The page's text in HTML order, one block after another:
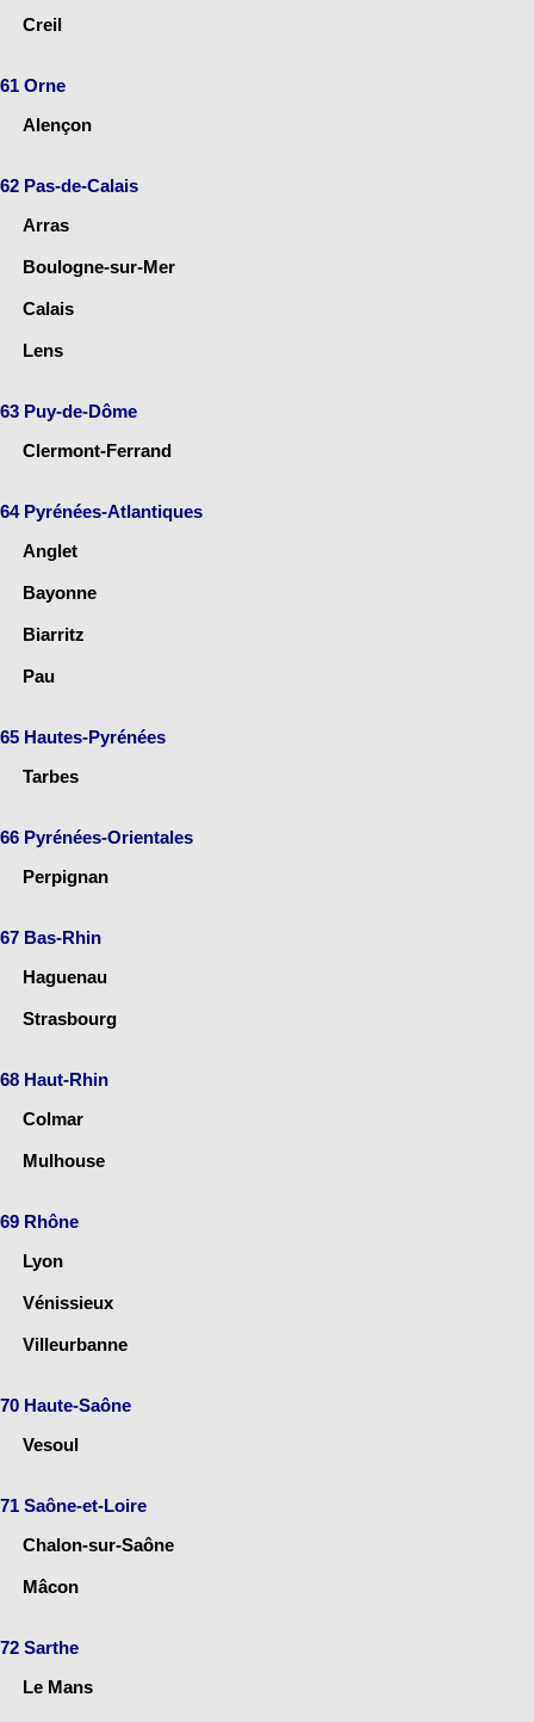
Creil
61 Orne
Alençon
62 Pas-de-Calais
Arras
Boulogne-sur-Mer
Calais
Lens
63 Puy-de-Dôme
Clermont-Ferrand
64 Pyrénées-Atlantiques
Anglet
Bayonne
Biarritz
Pau
65 Hautes-Pyrénées
Tarbes
66 Pyrénées-Orientales
Perpignan
67 Bas-Rhin
Haguenau
Strasbourg
68 Haut-Rhin
Colmar
Mulhouse
69 Rhône
Lyon
Vénissieux
Villeurbanne
70 Haute-Saône
Vesoul
71 Saône-et-Loire
Chalon-sur-Saône
Mâcon
72 Sarthe
Le Mans